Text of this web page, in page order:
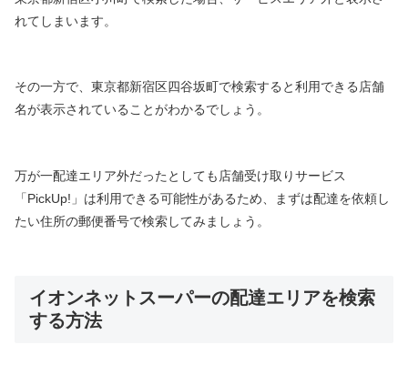
れてしまいます。
その一方で、東京都新宿区四谷坂町で検索すると利用できる店舗
名が表示されていることがわかるでしょう。
万が一配達エリア外だったとしても店舗受け取りサービス
「PickUp!」は利用できる可能性があるため、まずは配達を依頼し
たい住所の郵便番号で検索してみましょう。
イオンネットスーパーの配達エリアを検索
する方法